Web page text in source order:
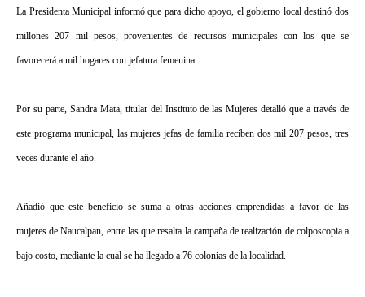
La Presidenta Municipal informó que para dicho apoyo, el gobierno local destinó dos
millones 207 mil pesos, provenientes de recursos municipales con los que se
favorecerá a mil hogares con jefatura femenina.
Por su parte, Sandra Mata, titular del Instituto de las Mujeres detalló que a través de
este programa municipal, las mujeres jefas de familia reciben dos mil 207 pesos, tres
veces durante el año.
Añadió que este beneficio se suma a otras acciones emprendidas a favor de las
mujeres de Naucalpan, entre las que resalta la campaña de realización de colposcopia a
bajo costo, mediante la cual se ha llegado a 76 colonias de la localidad.